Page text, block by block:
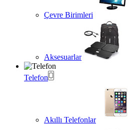
Çevre Birimleri
Aksesuarlar
Telefon
Akıllı Telefonlar